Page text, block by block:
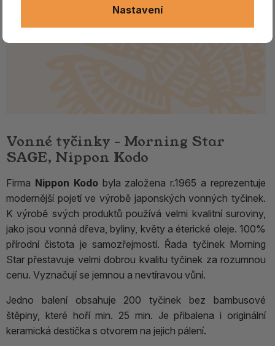
Vonné tyčinky - Morning Star
SAGE, Nippon Kodo
Firma Nippon Kodo byla založena r.1965 a reprezentuje
modernější pojetí ve výrobě japonských vonných tyčinek.
K výrobě svých produktů používá velmi kvalitní suroviny,
jako jsou vonná dřeva, byliny, květy a éterické oleje. 100%
přírodní čistota je samozřejmostí. Řada tyčinek Morning
Star přestavuje velmi dobrou kvalitu tyčinek za rozumnou
cenu. Vyznačují se jemnou a nevtíravou vůní.
Jedno balení obsahuje 200 tyčinek bez bambusové
štěpiny, které hoří min. 25 min. Je přibalena i originální
keramická destička s otvorem na jejich pálení.
Nastavení